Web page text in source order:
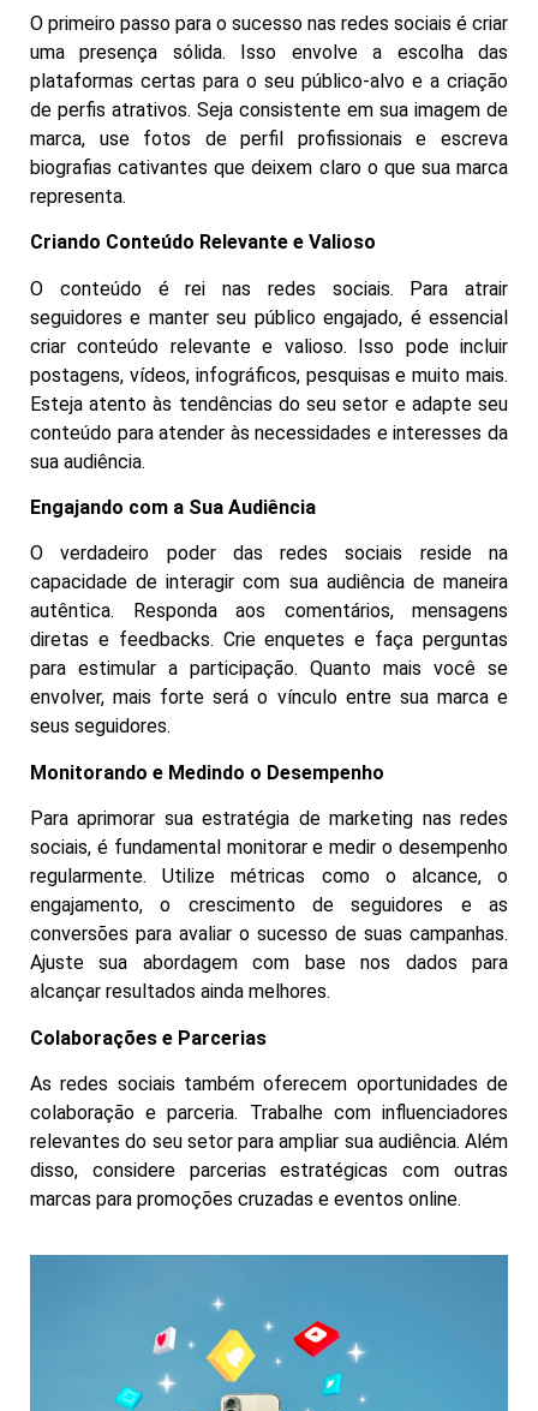
O primeiro passo para o sucesso nas redes sociais é criar
uma presença sólida. Isso envolve a escolha das
plataformas certas para o seu público-alvo e a criação
de perfis atrativos. Seja consistente em sua imagem de
marca, use fotos de perfil profissionais e escreva
biografias cativantes que deixem claro o que sua marca
representa.
Criando Conteúdo Relevante e Valioso
O conteúdo é rei nas redes sociais. Para atrair
seguidores e manter seu público engajado, é essencial
criar conteúdo relevante e valioso. Isso pode incluir
postagens, vídeos, infográficos, pesquisas e muito mais.
Esteja atento às tendências do seu setor e adapte seu
conteúdo para atender às necessidades e interesses da
sua audiência.
Engajando com a Sua Audiência
O verdadeiro poder das redes sociais reside na
capacidade de interagir com sua audiência de maneira
autêntica. Responda aos comentários, mensagens
diretas e feedbacks. Crie enquetes e faça perguntas
para estimular a participação. Quanto mais você se
envolver, mais forte será o vínculo entre sua marca e
seus seguidores.
Monitorando e Medindo o Desempenho
Para aprimorar sua estratégia de marketing nas redes
sociais, é fundamental monitorar e medir o desempenho
regularmente. Utilize métricas como o alcance, o
engajamento, o crescimento de seguidores e as
conversões para avaliar o sucesso de suas campanhas.
Ajuste sua abordagem com base nos dados para
alcançar resultados ainda melhores.
Colaborações e Parcerias
As redes sociais também oferecem oportunidades de
colaboração e parceria. Trabalhe com influenciadores
relevantes do seu setor para ampliar sua audiência. Além
disso, considere parcerias estratégicas com outras
marcas para promoções cruzadas e eventos online.